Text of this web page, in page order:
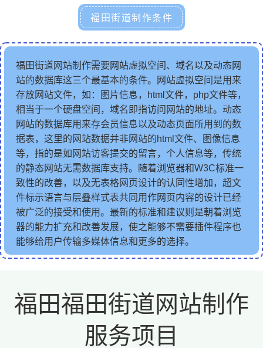
福田街道制作条件
福田街道网站制作需要网站虚拟空间、域名以及动态网
站的数据库这三个最基本的条件。网站虚拟空间是用来
存放网站文件，如：图片信息，html文件，php文件等，
相当于一个硬盘空间，域名即指访问网站的地址。动态
网站的数据库用来存会员信息以及动态页面所用到的数
据表，这里的网站数据并非网站的html文件、图像信息
等，指的是如网站访客提交的留言，个人信息等，传统
的静态网站无需数据库支持。随着浏览器和W3C标准一
致性的改善，以及无表格网页设计的认同性增加，超文
件标示语言与层叠样式表共同用作网页内容的设计已经
被广泛的接受和使用。最新的标准和建议则是朝着浏览
器的能力扩充和改善发展，使之能够不需要插件程序也
能够给用户传输多媒体信息和更多的选择。
福田福田街道网站制作
服务项目